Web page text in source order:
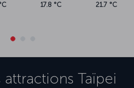
17.8 °C 21.7 °C
attractions Taïpei